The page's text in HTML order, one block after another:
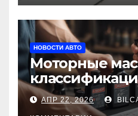
НОВОСТИ АВТО
Моторные
для
АПР 22, 2026